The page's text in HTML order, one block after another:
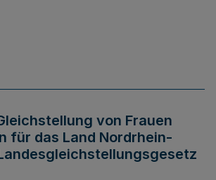
von Frauen
für das Land Nordrhein-